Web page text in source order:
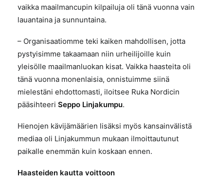
vaikka maailmancupin kilpailuja oli tänä vuonna vain
lauantaina ja sunnuntaina.
– Organisaatiomme teki kaiken mahdollisen, jotta
pystyisimme takaamaan niin urheilijoille kuin
yleisölle maailmanluokan kisat. Vaikka haasteita oli
tänä vuonna monenlaisia, onnistuimme siinä
mielestäni ehdottomasti, iloitsee Ruka Nordicin
pääsihteeri Seppo Linjakumpu.
Hienojen kävijämäärien lisäksi myös kansainvälistä
mediaa oli Linjakummun mukaan ilmoittautunut
paikalle enemmän kuin koskaan ennen.
Haasteiden kautta voittoon